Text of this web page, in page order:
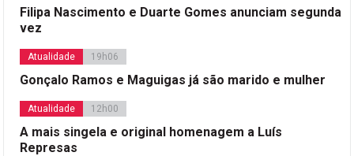
Filipa Nascimento e Duarte Gomes anunciam segunda
vez
Atualidade 19h06
Gonçalo Ramos e Maguigas já são marido e mulher
Atualidade 12h00
A mais singela e original homenagem a Luís
Represas